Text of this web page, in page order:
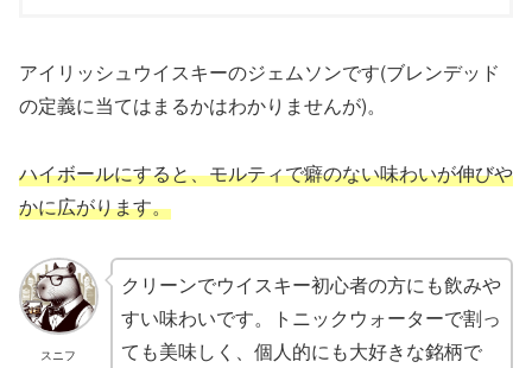
アイリッシュウイスキーのジェムソンです(ブレンデッド
の定義に当てはまるかはわかりませんが)。
ハイボールにすると、モルティで癖のない味わいが伸びや
かに広がります。
スニフ
クリーンでウイスキー初心者の方にも飲みや
すい味わいです。トニックウォーターで割っ
ても美味しく、個人的にも大好きな銘柄で